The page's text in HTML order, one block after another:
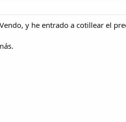
y he entrado a cotillear el